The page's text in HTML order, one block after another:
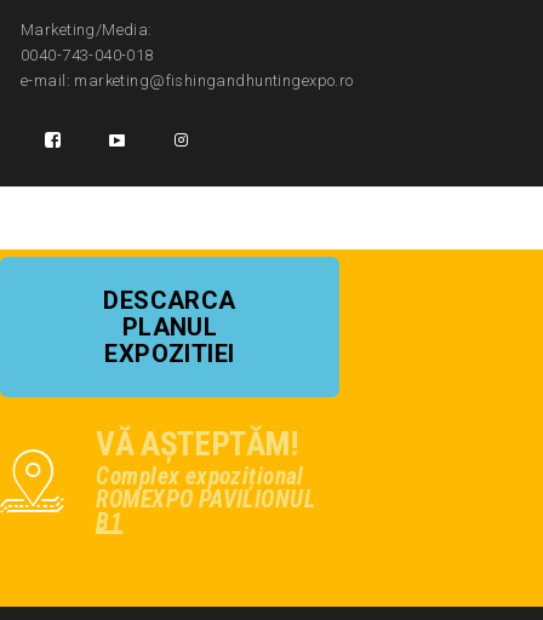
Marketing/Media:
0040-743-040-018
e-mail: marketing@fishingandhuntingexpo.ro
DESCARCA
PLANUL
EXPOZITIEI
VĂ AȘTEPTĂM!
Complex expozițional
ROMEXPO PAVILIONUL
B1